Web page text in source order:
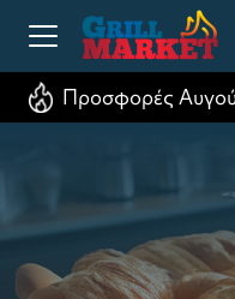
Προσφορές